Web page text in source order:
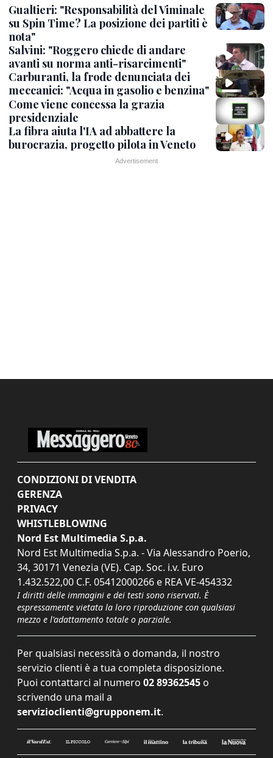
Gualtieri: "Responsabilità del Viminale
su Spin Time? La posizione dei partiti è
nota"
Salvini: "Roggero chiede di andare
avanti su norma anti-risarcimenti"
Carburanti, la frode denunciata dei
meccanici: "Acqua in gasolio e benzina"
Come viene concessa la grazia
presidenziale
La fibra aiuta l'IA ad abbattere la
burocrazia, progetto pilota in Veneto
CONDIZIONI DI VENDITA
GERENZA
PRIVACY
WHISTLEBLOWING
Nord Est Multimedia S.p.a.
Nord Est Multimedia S.p.a. - Via Alessandro Poerio,
34, 30171 Venezia (VE). Cap. Soc. i.v. Euro
1.432.522,00 C.F. 05412000266 e REA VE-454332
I diritti delle immagini e dei testi sono riservati. È
espressamente vietata la loro riproduzione con qualsiasi
mezzo e l'adattamento totale o parziale.
Per qualsiasi necessità o domanda, il nostro
servizio clienti è a tua completa disposizione.
Puoi contattarci al numero 02 89362545 o
scrivendo una mail a
servizioclienti@grupponem.it.